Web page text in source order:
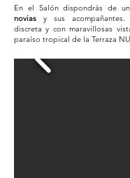
En el Salón dispondrás de
novias y sus
discreta y con maravillosas
paraíso tropical de la Terraza NU